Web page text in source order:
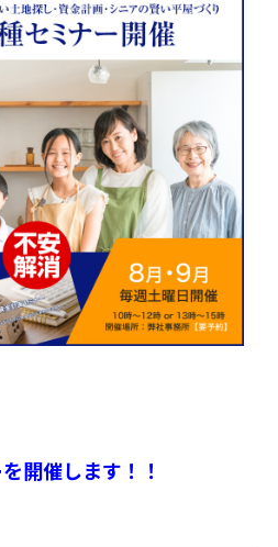
開催します！！